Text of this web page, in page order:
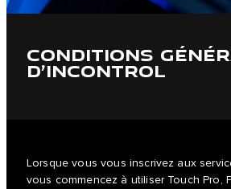
CONDITIONS
D’INCONTROL
Lorsque vous vous inscrivez aux
vous commencez à utiliser Touch Pro,